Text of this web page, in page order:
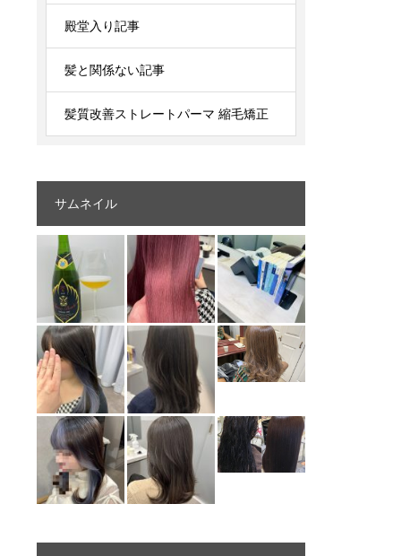
殿堂入り記事
髪と関係ない記事
髪質改善ストレートパーマ 縮毛矯正
サムネイル